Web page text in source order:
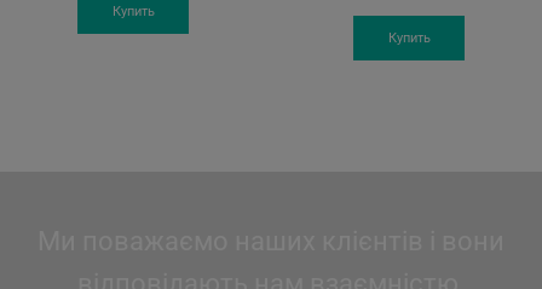
was:
19'690 грн.
Купить
Купить